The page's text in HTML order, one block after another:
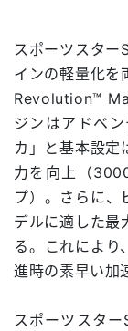
スポーツスター
インの軽量化を
Revolution™
ジンはアドベ
カ」と基本設定
力を向上（
プ）。さらに、
デルに適した最
る。これにより
進時の素早い加
スポーツスター